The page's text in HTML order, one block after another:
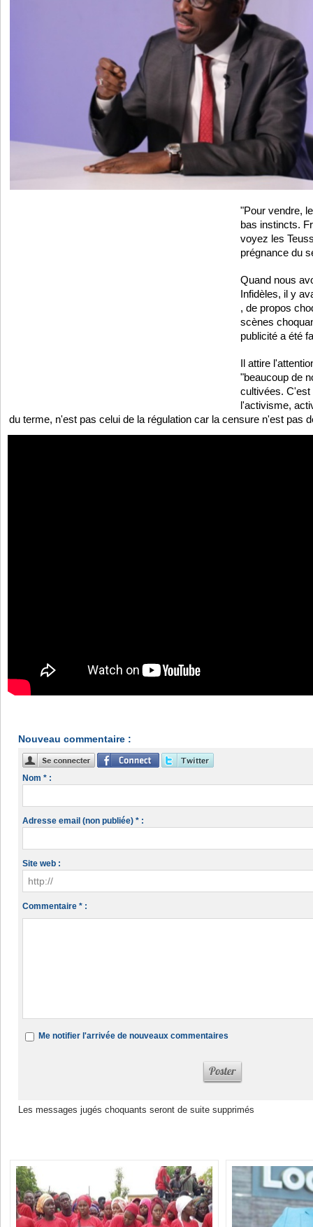
"Pour vendre,
bas instincts.
voyez les
prégnance du
Quand nous
Infidèles, il y
, de propos
scènes
publicité a été
Il attire
"beaucoup de
cultivées. C'est
l'activisme,
du terme, n'est pas celui de la régulation car la censure n'est pas
Nouveau commentaire :
Nom * :
Adresse email (non publiée) * :
Site web :
Commentaire * :
Me notifier l'arrivée de nouveaux commentaires
Les messages jugés choquants seront de suite supprimés